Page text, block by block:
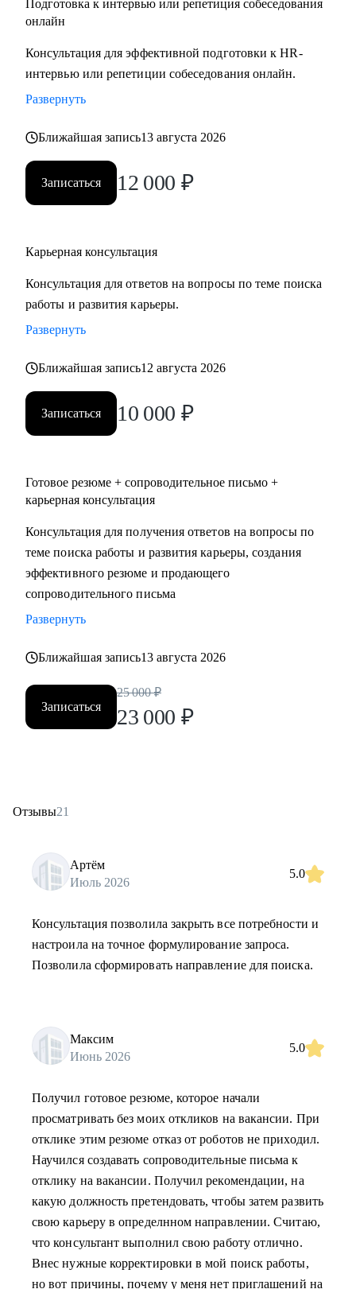
Подготовка к интервью или репетиция собеседования
онлайн
Консультация для эффективной подготовки к HR-
интервью или репетиции собеседования онлайн.
Развернуть
Ближайшая запись13 августа 2026
Записаться 12 000 ₽
Карьерная консультация
Консультация для ответов на вопросы по теме поиска
работы и развития карьеры.
Развернуть
Ближайшая запись12 августа 2026
Записаться 10 000 ₽
Готовое резюме + сопроводительное письмо +
карьерная консультация
Консультация для получения ответов на вопросы по
теме поиска работы и развития карьеры, создания
эффективного резюме и продающего
сопроводительного письма
Развернуть
Ближайшая запись13 августа 2026
Записаться
25 000 ₽
23 000 ₽
Отзывы21
Артём
Июль 2026
5.0
Консультация позволила закрыть все потребности и
настроила на точное формулирование запроса.
Позволила сформировать направление для поиска.
Максим
Июнь 2026
5.0
Получил готовое резюме, которое начали
просматривать без моих откликов на вакансии. При
отклике этим резюме отказ от роботов не приходил.
Научился создавать сопроводительные письма к
отклику на вакансии. Получил рекомендации, на
какую должность претендовать, чтобы затем развить
свою карьеру в определнном направлении. Считаю,
что консультант выполнил свою работу отлично.
Внес нужные корректировки в мой поиск работы,
но вот причины, почему у меня нет приглашений на